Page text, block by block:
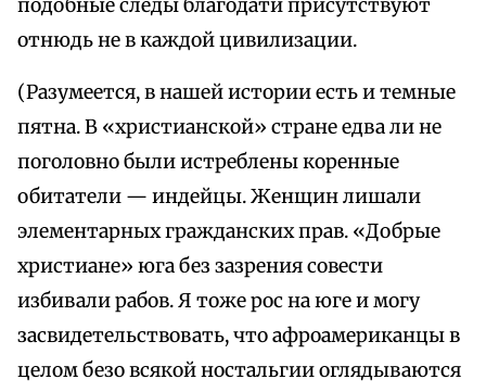
подобные следы благодати присутствуют
отнюдь не в каждой цивилизации.
(Разумеется, в нашей истории есть и темные
пятна. В «христианской» стране едва ли не
поголовно были истреблены коренные
обитатели — индейцы. Женщин лишали
элементарных гражданских прав. «Добрые
христиане» юга без зазрения совести
избивали рабов. Я тоже рос на юге и могу
засвидетельствовать, что афроамериканцы в
целом безо всякой ностальгии оглядываются